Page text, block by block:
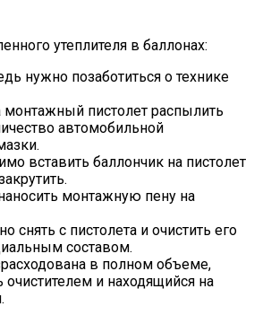
утеплителя в баллонах:
нужно позаботиться о технике
пистолет распылить
автомобильной
вставить баллончик на пистолет
монтажную пену на
снять с пистолета и очистить его
составом.
в полном объеме,
и находящийся на